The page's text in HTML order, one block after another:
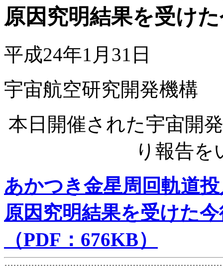
原因究明結果を受け
平成24年1月31日
宇宙航空研究開発機構
本日開催された宇宙開
り報告を
あかつき金星周回軌道
原因究明結果を受けた
（PDF：676KB）